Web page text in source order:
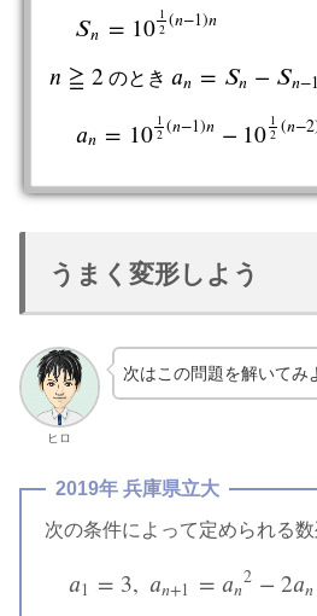
𝑆𝑛 = 10 1
2 (𝑛−1)𝑛
𝑛 ≧ 2
n ≧2 のとき𝑎𝑛 = 𝑆𝑛 − 𝑆𝑛−1
an =S n−S n− 1
𝑎𝑛 = 10 1
2 (𝑛−1)𝑛 − 10 1
2 (𝑛−2
an 10 12(n−1)n−101 2(n−2)(n
うまく変形しよう
ヒロ
次はこの問題を解いてみ
2019年 兵庫県立大
次の条件によって定められる数
𝑎1 = 3, 𝑎𝑛+1 = 𝑎𝑛2 − 2𝑎𝑛
a1 =3, a +1 =an 2− 2an+